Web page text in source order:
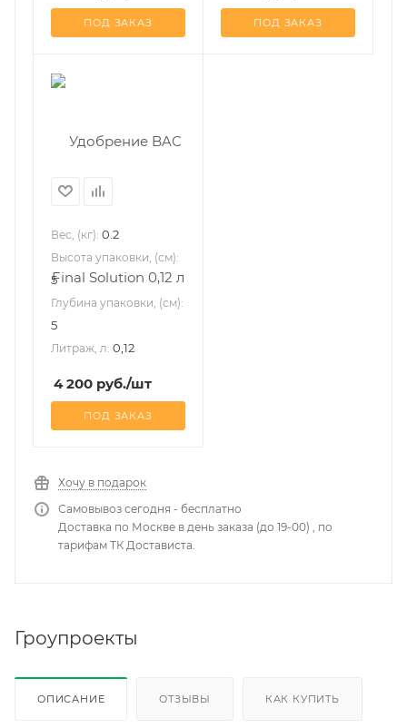
ПОД ЗАКАЗ ПОД ЗАКАЗ
Вес, (кг): 0.2
Высота упаковки, (см):
5
Глубина упаковки, (см):
5
Литраж, л: 0,12
4 200 руб./шт
ПОД ЗАКАЗ
Хочу в подарок
Самовывоз сегодня - бесплатно
Доставка по Москве в день заказа (до 19-00) , по
тарифам ТК Достависта.
Гроупроекты
ОПИСАНИЕ ОТЗЫВЫ КАК КУПИТЬ